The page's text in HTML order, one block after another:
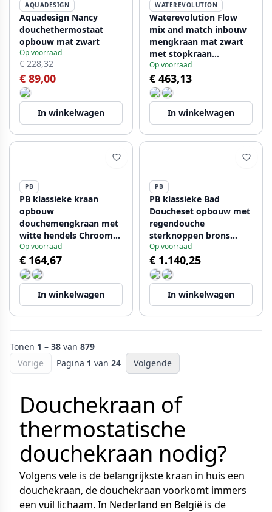
AQUADESIGN
Aquadesign Nancy
douchethermostaat
opbouw mat zwart
Op voorraad
€ 228,32
€ 89,00
In winkelwagen
WATEREVOLUTION
Waterevolution Flow
mix and match inbouw
mengkraan mat zwart
met stopkraan
1208957063
Op voorraad
€ 463,13
In winkelwagen
PB
PB klassieke kraan
opbouw
douchemengkraan met
witte hendels Chroom
boven aansluiting
1208854532
Op voorraad
€ 164,67
In winkelwagen
PB
PB klassieke Bad
Doucheset opbouw met
regendouche
sterknoppen brons
1208855872
Op voorraad
€ 1.140,25
In winkelwagen
Tonen 1 – 38 van 879
Vorige
Pagina 1 van 24 Volgende
Douchekraan of
thermostatische
douchekraan nodig?
Volgens vele is de belangrijkste kraan in huis een
douchekraan, de douchekraan voorkomt immers
een vuil lichaam. In Nederland en België is de